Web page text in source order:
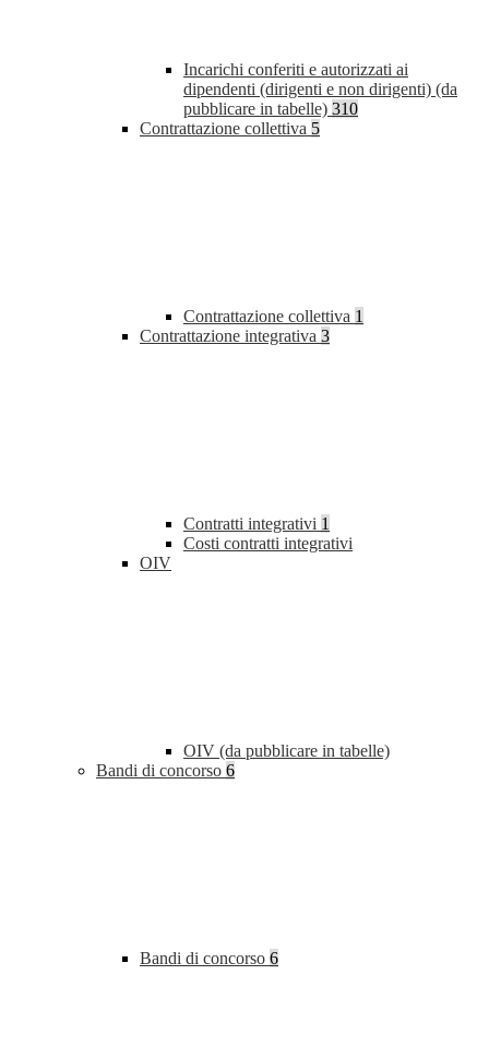
Incarichi conferiti e autorizzati ai
dipendenti (dirigenti e non dirigenti) (da
pubblicare in tabelle) 310
Contrattazione collettiva 5
Contrattazione collettiva 1
Contrattazione integrativa 3
Contratti integrativi 1
Costi contratti integrativi
OIV
OIV (da pubblicare in tabelle)
Bandi di concorso 6
Bandi di concorso 6